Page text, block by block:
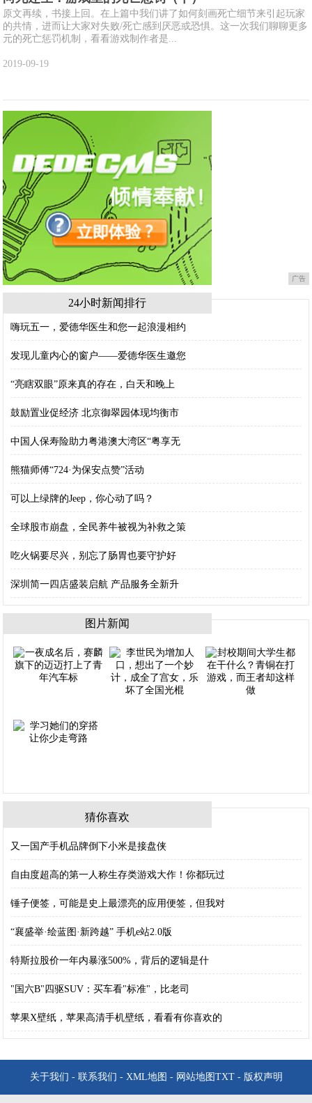
原文再续，书接上回。在上篇中我们讲了如何刻画死亡细节来引起玩家
的共情，进而让大家对失败/死亡感到厌恶或恐惧。这一次我们聊聊更多
元的死亡惩罚机制，看看游戏制作者是...
2019-09-19
广告
24小时新闻排行
嗨玩五一，爱德华医生和您一起浪漫相约
发现儿童内心的窗户——爱德华医生邀您
“亮瞎双眼”原来真的存在，白天和晚上
鼓励置业促经济 北京御翠园体现均衡市
中国人保寿险助力粤港澳大湾区“粤享无
熊猫师傅“724·为保安点赞”活动
可以上绿牌的Jeep，你心动了吗？
全球股市崩盘，全民养牛被视为补救之策
吃火锅要尽兴，别忘了肠胃也要守护好
深圳简一四店盛装启航 产品服务全新升
图片新闻
猜你喜欢
又一国产手机品牌倒下小米是接盘侠
自由度超高的第一人称生存类游戏大作！你都玩过
锤子便签，可能是史上最漂亮的应用便签，但我对
“襄盛举·绘蓝图·新跨越” 手机e站2.0版
特斯拉股价一年内暴涨500%，背后的逻辑是什
"国六B"四驱SUV：买车看"标准"，比老司
苹果X壁纸，苹果高清手机壁纸，看看有你喜欢的
关于我们 - 联系我们 - XML地图 - 网站地图TXT- 版权声明